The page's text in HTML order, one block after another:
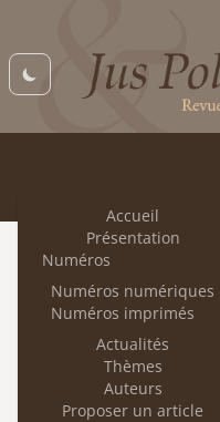
Accueil
Présentation
Numéros
Numéros numériques
Numéros imprimés
Actualités
Thèmes
Auteurs
Proposer un article
Les
Antonin